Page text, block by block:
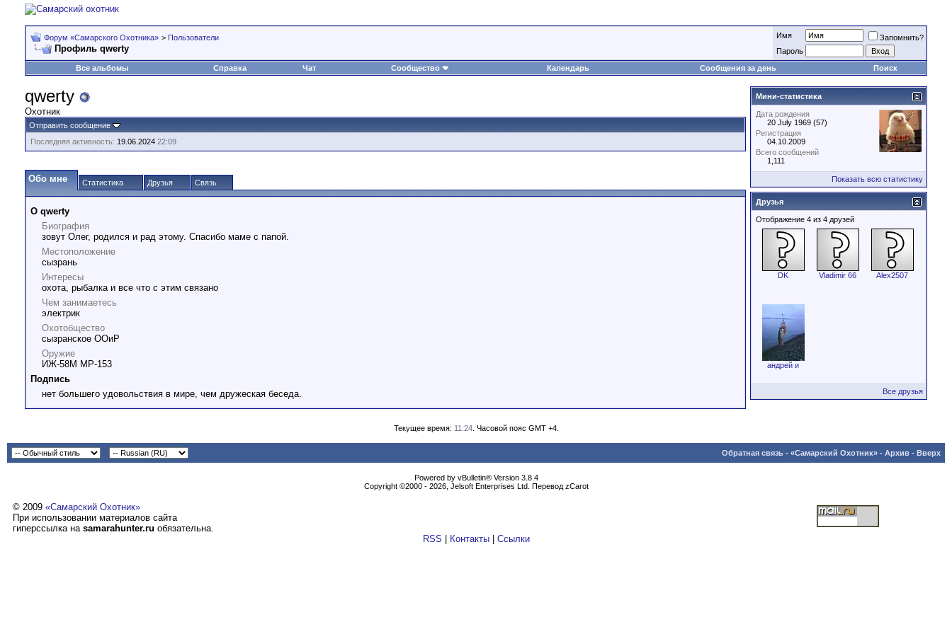
Форум «Самарского Охотника» > Пользователи
Профиль qwerty
Имя
Запомнить?
Пароль
Все альбомы
Справка Чат Сообщество Календарь Сообщения за день Поиск
qwerty
Охотник
Отправить сообщение
Последняя активность: 19.06.2024 22:09
Обо мне Статистика Друзья Связь
О qwerty
Биография
зовут Олег, родился и рад этому. Спасибо маме с папой.
Местоположение
сызрань
Интересы
охота, рыбалка и все что с этим связано
Чем занимаетесь
электрик
Охотобщество
сызранское ООиР
Оружие
ИЖ-58М МР-153
Подпись
нет большего удовольствия в мире, чем дружеская беседа.
Мини-статистика
Дата рождения
20 July 1969 (57)
Регистрация
04.10.2009
Всего сообщений
1,111
Показать всю статистику
Друзья
Отображение 4 из 4 друзей
DK Vladimir 66 Alex2507
андрей и
Все друзья
Текущее время: 11:24. Часовой пояс GMT +4.
Обратная связь - «Самарский Охотник» - Архив - Вверх
Powеrеd by vВullеtin® Version 3.8.4
Copyright ©2000 - 2026, Jеlsоft Entеrprises Ltd. Перевод zCarot
© 2009 «Самарский Охотник»
При использовании материалов сайта
гиперссылка на samarahunter.ru обязательна.
RSS
Контакты| Ссылки